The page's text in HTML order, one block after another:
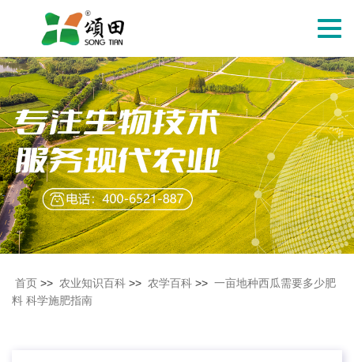
切
导
航
首页 >> 农业知识百科 >> 农学百科 >> 一亩地种西瓜需要多少肥
料 科学施肥指南